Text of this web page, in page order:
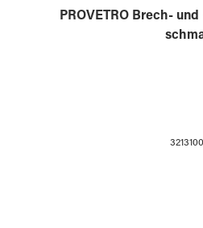
PROVETRO Brech-
3213100